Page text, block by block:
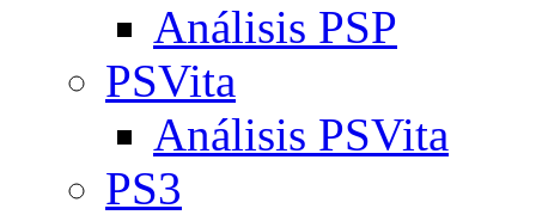
Análisis PSP
PSVita
Análisis PSVita
PS3